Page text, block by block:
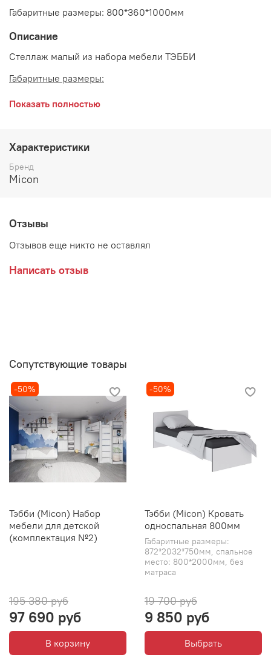
Габаритные размеры: 800*360*1000мм
Описание
Стеллаж малый из набора мебели ТЭББИ
Габаритные размеры:
длина 800 мм
высота 1000 мм
Цвет:
ЛДСП Белый с тиснением "Древесные поры" / ЛДСП
ЛДСП Кашемир / ЛДСП Дуб Крафт Золотой
ЛДСП Серый камень / ЛДСП Дуб Крафт Серый
Производитель:
Показать полностью
Характеристики
Бренд
Micon
Отзывы
Отзывов еще никто не оставлял
Написать отзыв
Сопутствующие товары
-50%
Тэбби (Micon) Набор
мебели для детской
(комплектация №2)
195 380 руб
97 690 руб
В корзину
-50%
Тэбби (Micon) Кровать
односпальная 800мм
Габаритные размеры:
872*2032*750мм, спальное
место: 800*2000мм, без
матраса
19 700 руб
9 850 руб
Выбрать